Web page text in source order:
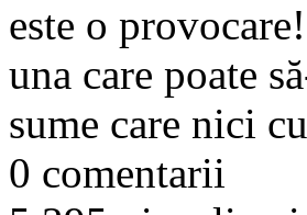
este o
una care poate
sume care nici
0 comentarii